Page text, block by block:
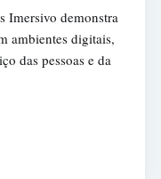
Imersivo demonstra
ambientes digitais,
das pessoas e da